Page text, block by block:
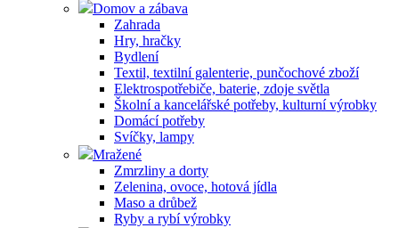
Domov a zábava
Zahrada
Hry, hračky
Bydlení
Textil, textilní galenterie, punčochové zboží
Elektrospotřebiče, baterie, zdoje světla
Školní a kancelářské potřeby, kulturní výrobky
Domácí potřeby
Svíčky, lampy
Mražené
Zmrzliny a dorty
Zelenina, ovoce, hotová jídla
Maso a drůbež
Ryby a rybí výrobky